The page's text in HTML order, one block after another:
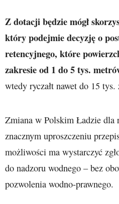
Z dotacji będzie mógł
który podejmie decyzję o
retencyjnego, które
zakresie od 1 do 5 tys.
wtedy ryczałt nawet do 15 tys.
Zmiana w Polskim Ładzie dla
znacznym uproszczeniu
możliwości ma wystarczyć
do nadzoru wodnego – bez
pozwolenia wodno-prawnego.